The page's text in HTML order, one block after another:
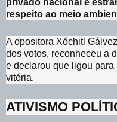
privado nacional e
respeito ao meio
A opositora Xóchitl
dos votos, reconheceu a
e declarou que ligou
vitória.
ATIVISMO